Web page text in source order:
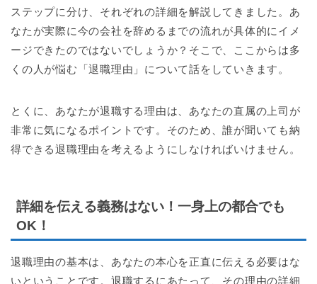
ステップに分け、それぞれの詳細を解説してきました。あ
なたが実際に今の会社を辞めるまでの流れが具体的にイメ
ージできたのではないでしょうか？そこで、ここからは多
くの人が悩む「退職理由」について話をしていきます。
とくに、あなたが退職する理由は、あなたの直属の上司が
非常に気になるポイントです。そのため、誰が聞いても納
得できる退職理由を考えるようにしなければいけません。
詳細を伝える義務はない！一身上の都合でも
OK！
退職理由の基本は、あなたの本心を正直に伝える必要はな
いということです。退職するにあたって、その理由の詳細